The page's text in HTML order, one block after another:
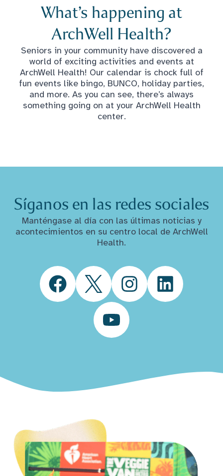
What’s happening at
ArchWell Health?
Seniors in your community have discovered a
world of exciting activities and events at
ArchWell Health! Our calendar is chock full of
fun events like bingo, BUNCO, holiday parties,
and more. As you can see, there’s always
something going on at your ArchWell Health
center.
Síganos en las redes sociales
Manténgase al día con las últimas noticias y
acontecimientos en su centro local de ArchWell
Health.
FacebookTwitter InstagramLinkedIn
YouTube